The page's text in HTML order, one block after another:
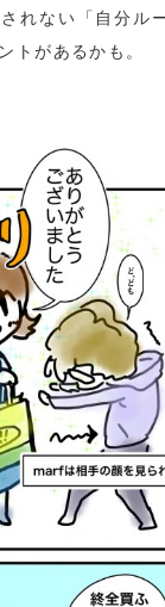
れない「自分ル
トがあるかも。